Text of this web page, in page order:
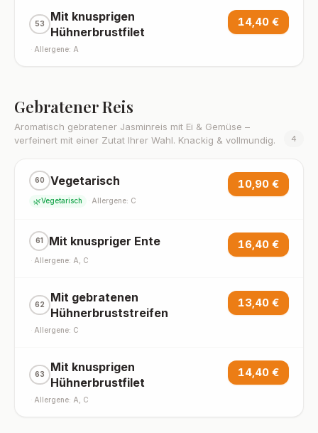
53
Mit knusprigen
Hühnerbrustfilet
· Allergene: A
14,40 €
Gebratener Reis
Aromatisch gebratener Jasminreis mit Ei & Gemüse –
verfeinert mit einer Zutat Ihrer Wahl. Knackig & vollmundig.
4
60 Vegetarisch
🌿Vegetarisch · Allergene: C
10,90 €
61 Mit knuspriger Ente
· Allergene: A, C
16,40 €
62
Mit gebratenen
Hühnerbruststreifen
· Allergene: C
13,40 €
63
Mit knusprigen
Hühnerbrustfilet
· Allergene: A, C
14,40 €